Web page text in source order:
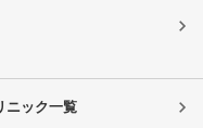
ニック一覧